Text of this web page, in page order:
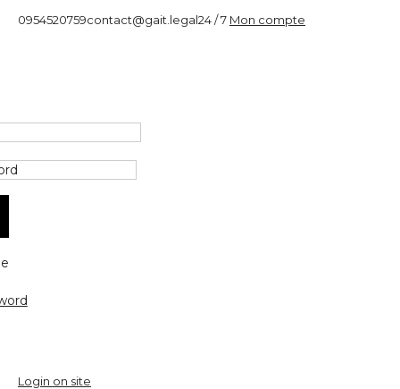
0954520759contact@gait.legal24 / 7 Mon compte
Login on site